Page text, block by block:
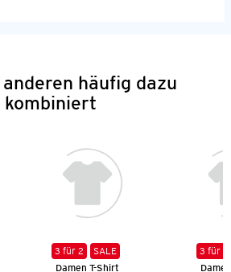
häufig dazu
kombiniert
3 für 2
SALE
Damen T-Shirt
3 für 2